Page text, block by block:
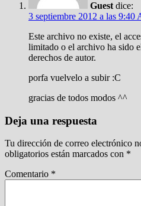
Guest dice:
3 septiembre 2012 a las 9:40
Este archivo no existe, el
limitado o el archivo ha sido
derechos de autor.
porfa vuelvelo a subir :C
gracias de todos modos ^^
Deja una respuesta
Tu dirección de correo electrónico
obligatorios están marcados con *
Comentario *